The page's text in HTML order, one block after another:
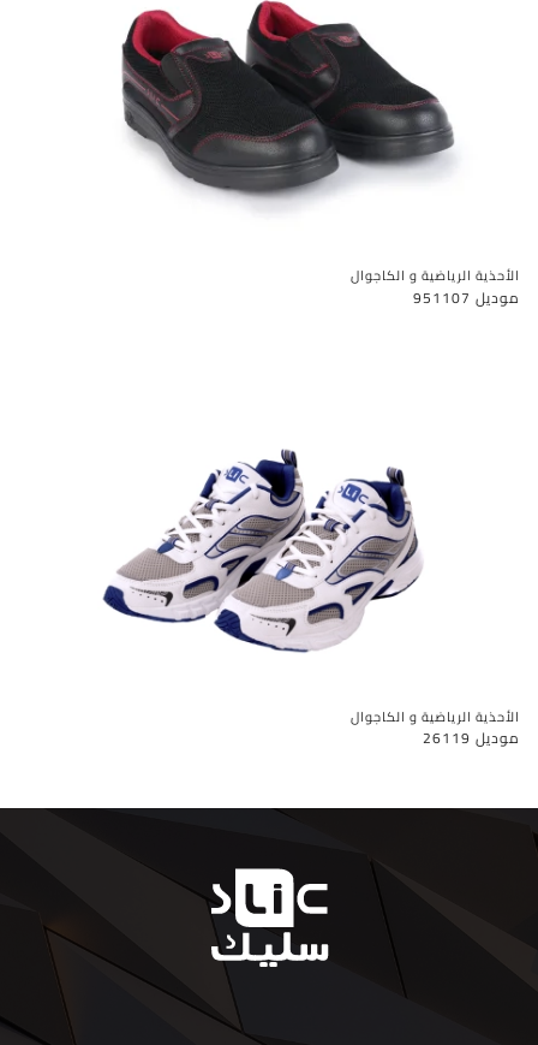
الأحذية الرياضية و الكاجوال
موديل 951107
الأحذية الرياضية و الكاجوال
موديل 26119